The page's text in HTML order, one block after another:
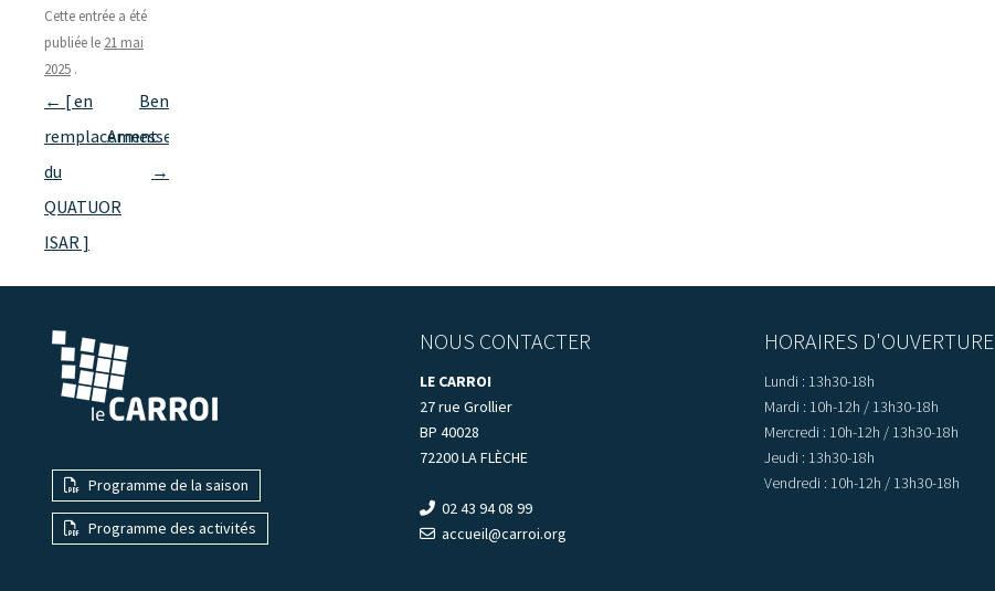
Cette entrée a été
publiée le 21 mai
2025 .
Navigation
des
articles
← [ en
remplacement
du
QUATUOR
ISAR ]
Ben
Armessen
→
Programme de la saison
Programme des activités
NOUS CONTACTER
LE CARROI
27 rue Grollier
BP 40028
72200 LA FLÈCHE
02 43 94 08 99
accueil@carroi.org
HORAIRES D'OUVERTURE
Lundi : 13h30-18h
Mardi : 10h-12h / 13h30-18h
Mercredi : 10h-12h / 13h30-18h
Jeudi : 13h30-18h
Vendredi : 10h-12h / 13h30-18h